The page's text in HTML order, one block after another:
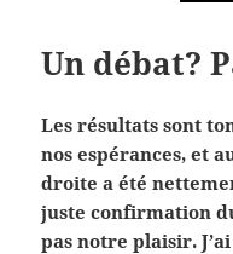
Un débat?
Les résultats sont
nos espérances, et
droite a été
juste confirmation
pas notre plaisir.